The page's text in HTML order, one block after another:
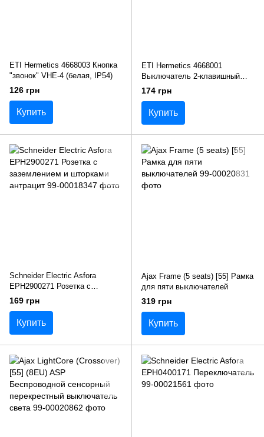
ETI Hermetics 4668003 Кнопка
"звонок" VHE-4 (белая, IP54)
126 грн
Купить
ETI Hermetics 4668001
Выключатель 2-клавишный
накладной, белый, IP 54
174 грн
Купить
Schneider Electric Asfora
EPH2900271 Розетка с
заземлением и шторками
антрацит
169 грн
Купить
Ajax Frame (5 seats) [55] Рамка
для пяти выключателей
319 грн
Купить